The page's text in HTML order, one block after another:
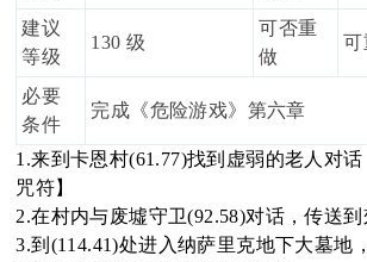
!
B
建议
等级
130 级
可否重
做
可
必要
条件
完成《危险游戏》第六章
1.来到卡恩村(61.77)找到虚弱的老人对
咒符】
2.在村内与废墟守卫(92.58)对话，传送
3.到(114.41)处进入纳萨里克地下大墓地